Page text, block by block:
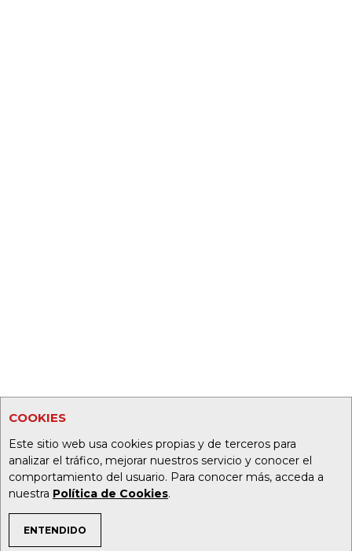
COOKIES
Este sitio web usa cookies propias y de terceros para
analizar el tráfico, mejorar nuestros servicio y conocer el
comportamiento del usuario. Para conocer más, acceda a
nuestra Política de Cookies.
ENTENDIDO
TEMAS DE INTERÉS